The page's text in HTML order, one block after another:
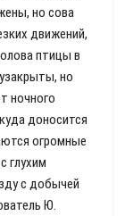
но сова
движений,
птицы в
но
ночного
доносится
огромные
глухим
с добычей
Ю.